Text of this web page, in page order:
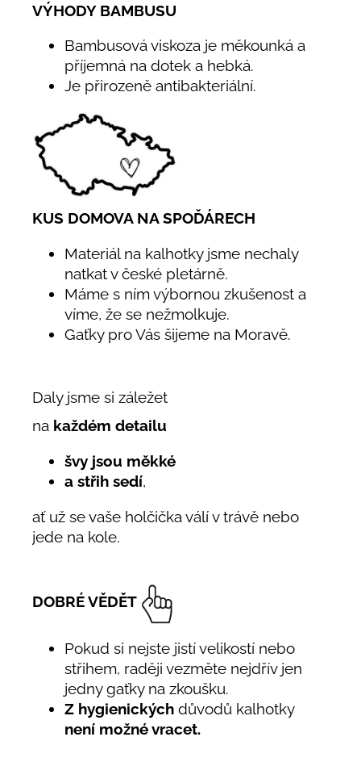
VÝHODY BAMBUSU
Bambusová viskoza je měkounká a
příjemná na dotek a hebká.
Je přirozeně antibakteriální.
KUS DOMOVA NA SPOĎÁRECH
Materiál na kalhotky jsme nechaly
natkat v české pletárně.
Máme s ním výbornou zkušenost a
víme, že se nežmolkuje.
Gaťky pro Vás šijeme na Moravě.
Daly jsme si záležet
na každém detailu
švy jsou měkké
a střih sedí,
ať už se vaše holčička válí v trávě nebo
jede na kole.
DOBRÉ VĚDĚT
Pokud si nejste jistí velikostí nebo
střihem, raději vezměte nejdřív jen
jedny gaťky na zkoušku.
Z hygienických důvodů kalhotky
není možné vracet.